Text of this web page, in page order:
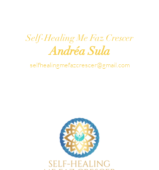
Self-Healing Me Faz Crescer
Andréa Sula
selfhealingmefazcrescer@gmail.com